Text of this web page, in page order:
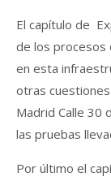
El capítulo de
de los procesos
en esta
otras
Madrid Calle 30
las pruebas
Por último el